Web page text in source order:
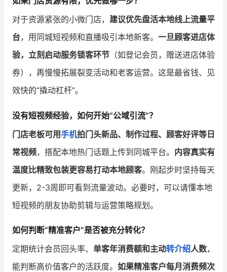
对于资源紧张的小微门店， 建议优先盘活本地线上流量平
台，用同城短视频和直播吸引本地新客。 一旦顾客进店体
验，立刻启动服务锁客环节 （如登记会员，赠送进店体验
券），再慢慢拓展裂变活动和老客运营。这是最省钱、见
效快的“撬动杠杆”。
没有短视频经验，如何开始“公域引流”？
门店老板可用手机拍门头新品、制作过程、顾客好评等日
常视频，搭配本地热门话题上传到同城平台。 内容真实有
温度比精致包装更容易打动本地顾客。刚起步时坚持每天
更新，2-3周即可看到流量波动。必要时，可以请懂本地
短视频的朋友协助剪辑与运营策略规划。
如何判断“精准客户”是否被充分转化？
定期统计会员回头率、 单客年消费额和主动转介绍人数，
能判断高价值客户的活跃度。 如果精准客户每月消费频次